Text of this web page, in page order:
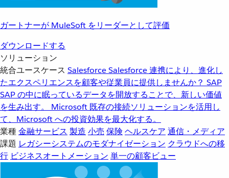
ガートナーが MuleSoft をリーダーとして評価
ダウンロードする
ソリューション
統合ユースケース SalesforceSalesforce 連携により、進化し
たエクスペリエンスを顧客や従業員に提供しませんか？ SAP
SAP の中に眠っているデータを開放することで、新しい価値
を生み出す。
Microsoft 既存の接続ソリューションを活用し
て、Microsoft への投資効果を最大化する。
業種金融サービス 製造 小売 保険 ヘルスケア 通信・メディア
課題 レガシーシステムのモダナイゼーション クラウドへの移
行 ビジネスオートメーション 単一の顧客ビュー